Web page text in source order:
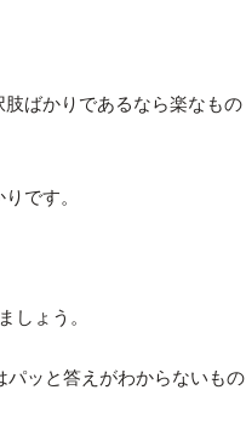
ばかりであるなら楽なもの
です。
しょう。
パッと答えがわからないもの